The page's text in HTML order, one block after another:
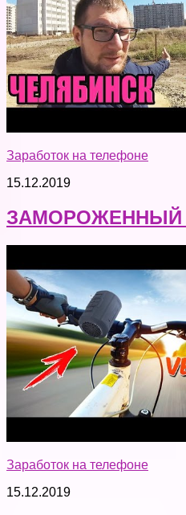
Заработок на телефоне
15.12.2019
ЗАМОРОЖЕННЫЙ
Заработок на телефоне
15.12.2019